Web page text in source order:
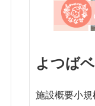
よつば
施設概要小規